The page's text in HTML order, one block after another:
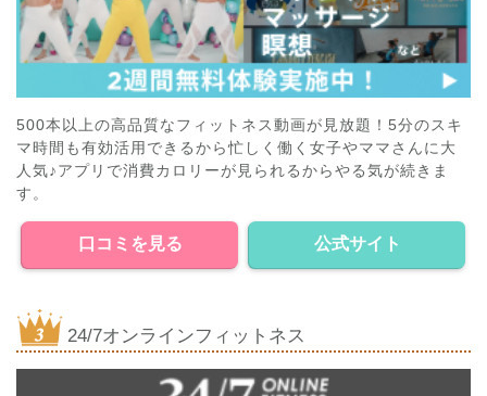
500本以上の高品質なフィットネス動画が見放題！5分のスキ
マ時間も有効活用できるから忙しく働く女子やママさんに大
人気♪アプリで消費カロリーが見られるからやる気が続きま
す。
口コミを見る 公式サイト
24/7オンラインフィットネス